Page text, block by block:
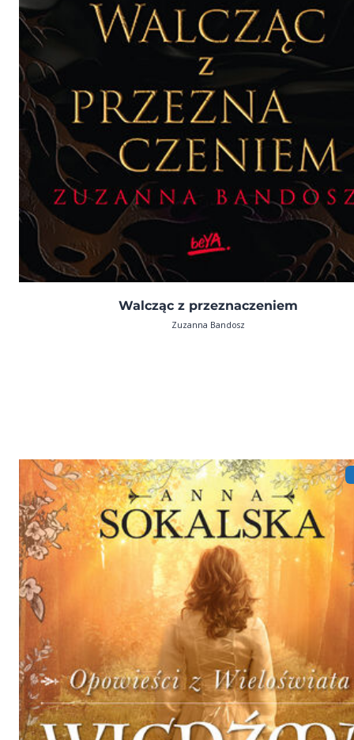
Walcząc z przeznaczeniem
Zuzanna Bandosz